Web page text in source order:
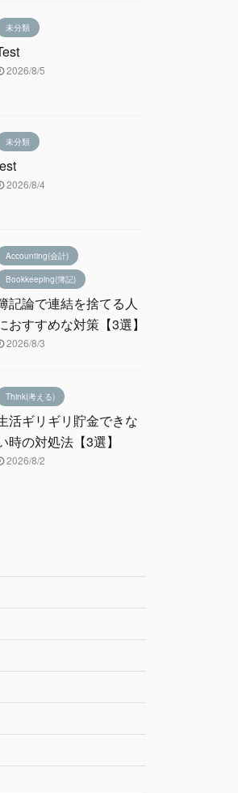
未分類
2026/8/5
未分類
2026/8/4
Accounting(会計)
Bookkeeping(簿記)
記論で連結を捨てる人
おすすめな対策【3選】
2026/8/3
Think(考える)
活ギリギリ貯金できな
時の対処法【3選】
2026/8/2